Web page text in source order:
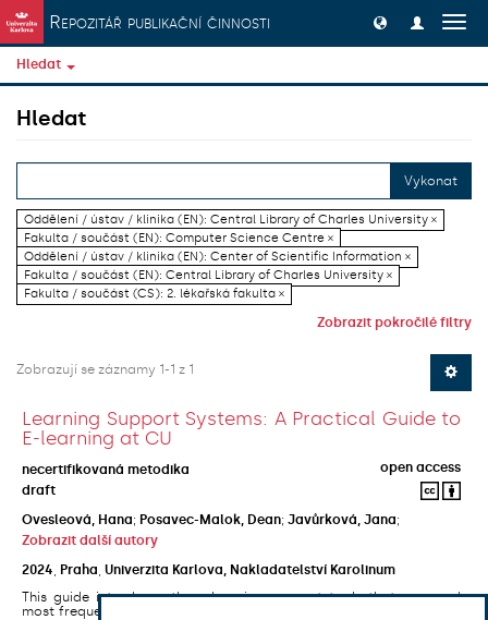
Přeskočit na obsah
Repozitář publikační činnosti
Hledat
Hledat
Vykonat
Oddělení / ústav / klinika (EN): Central Library of Charles University ×
Fakulta / součást (EN): Computer Science Centre ×
Oddělení / ústav / klinika (EN): Center of Scientific Information ×
Fakulta / součást (EN): Central Library of Charles University ×
Fakulta / součást (CS): 2. lékařská fakulta ×
Zobrazit pokročilé filtry
Zobrazují se záznamy 1-1 z 1
Learning Support Systems: A Practical Guide to
E-learning at CU
necertifikovaná metodika
open access
draft
Ovesleová, Hana; Posavec-Malok, Dean; Javůrková, Jana;
Zobrazit další autory
2024
Praha Univerzita Karlova, Nakladatelství Karolinum
This guide introduces the e-learning support tools that are used
most frequently at Charles University and that you may encounter